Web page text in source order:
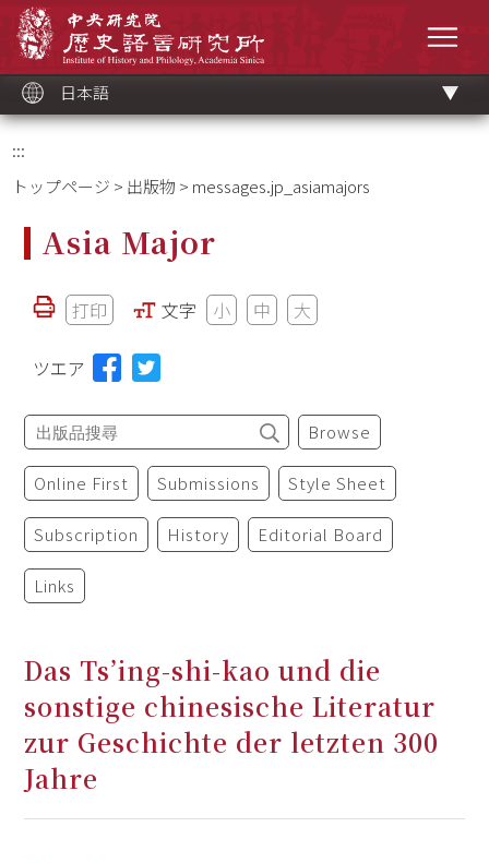
ッ
ク
日本語
:::
トップページ > 出版物 > messages.jp_asiamajors
Asia Major
打印 文字 小 中 大
ツエア
Browse
Online First Submissions Style Sheet
Subscription History Editorial Board
Links
Das Ts’ing-shi-kao und die
sonstige chinesische Literatur
zur Geschichte der letzten 300
Jahre